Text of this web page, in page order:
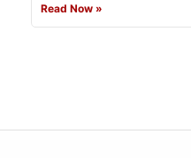
Read Now »